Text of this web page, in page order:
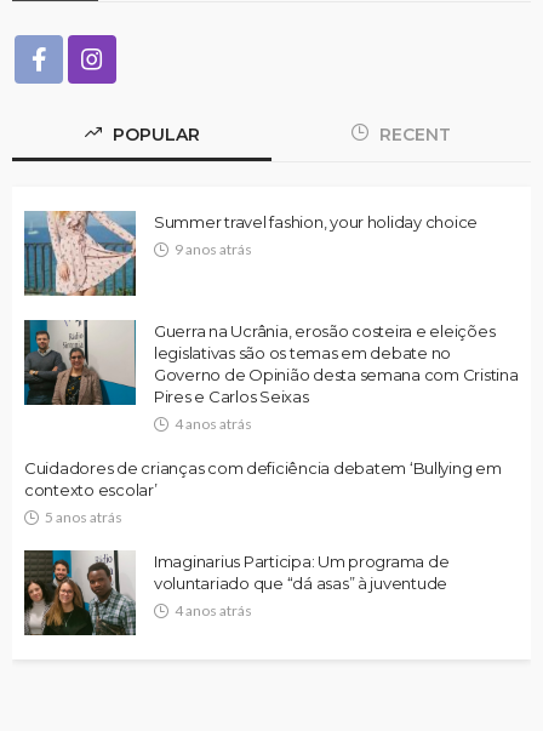
POPULAR RECENT
Summer travel fashion, your holiday choice
9 anos atrás
Guerra na Ucrânia, erosão costeira e eleições
legislativas são os temas em debate no
Governo de Opinião desta semana com Cristina
Pires e Carlos Seixas
4 anos atrás
Cuidadores de crianças com deficiência debatem ‘Bullying em
contexto escolar’
5 anos atrás
Imaginarius Participa: Um programa de
voluntariado que “dá asas” à juventude
4 anos atrás